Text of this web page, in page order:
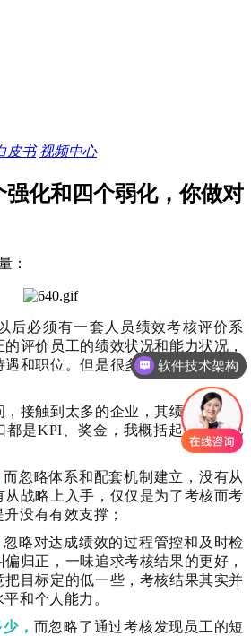
皮书 视频中心
化和四个弱化，你做对
：
后必须有一套人员绩效考核评价系
评价员工的绩效状况和能力状况，
和职位。但是很多企业的绩效却做
接触到太多的企业，其绩效管理水
都是KPI、奖金，我概括起来，发现
而忽略体系和配套机制建立，没有从
战略上入手，仅仅是为了考核而考
没有有效支撑；
忽略对达成绩效的过程管控和及时检
归正，一味追求考核结果的更好，
目标定的低一些，考核结果其实并
和个人能力。
， 而忽略了通过考核发现员工的短
软件技术架构